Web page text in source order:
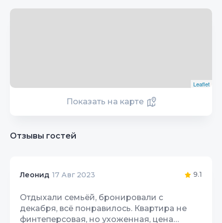
Leaflet
Показать на карте
Отзывы гостей
Леонид 17 Авг 2023 9.1
Отдыхали семьёй, бронировали с
декабря, всё понравилось. Квартира не
финтеперсовая, но ухоженная, цена